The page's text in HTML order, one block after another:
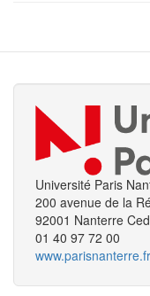
Université Paris
200 avenue de la
92001 Nanterre
01 40 97 72 00
www.parisnanterre.fr